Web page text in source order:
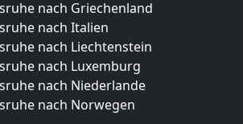
nach Griechenland
nach Italien
nach Liechtenstein
nach Luxemburg
nach Niederlande
nach Norwegen